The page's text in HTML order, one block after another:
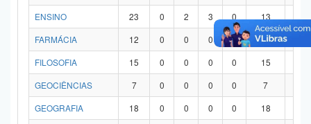
ENSINO
23 0 2 3 0 13
FARMÁCIA
12 0 0 0 0 12
FILOSOFIA
15 0 0 0 0 15
GEOCIÊNCIAS
7 0 0 0 0 7
GEOGRAFIA
18 0 0 0 0 18